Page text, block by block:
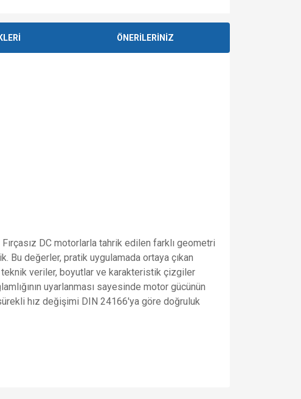
ÖNERİLERİNİZ
DC motorlarla tahrik edilen farklı geometri
Bu değerler, pratik uygulamada ortaya çıkan
teknik veriler, boyutlar ve karakteristik çizgiler
uyarlanması sayesinde motor gücünün
hız değişimi DIN 24166'ya göre doğruluk